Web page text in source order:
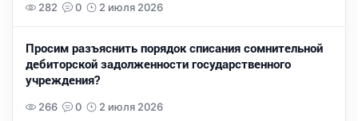
282 0 2 июля 2026
Просим разъяснить порядок списания сомнительной
дебиторской задолженности государственного
учреждения?
266 0 2 июля 2026